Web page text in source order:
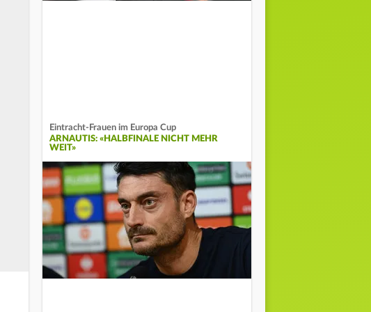
Eintracht-Frauen im Europa Cup
ARNAUTIS: «HALBFINALE NICHT MEHR
WEIT»